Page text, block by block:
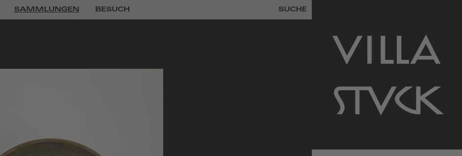
SAMMLUNGEN BESUCH SUCHE